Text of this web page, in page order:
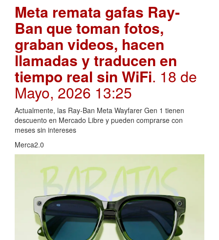
Meta remata gafas Ray-
Ban que toman fotos,
graban videos, hacen
llamadas y traducen en
tiempo real sin WiFi. 18 de
Mayo, 2026 13:25
Actualmente, las Ray-Ban Meta Wayfarer Gen 1 tienen
descuento en Mercado Libre y pueden comprarse con
meses sin intereses
Merca2.0